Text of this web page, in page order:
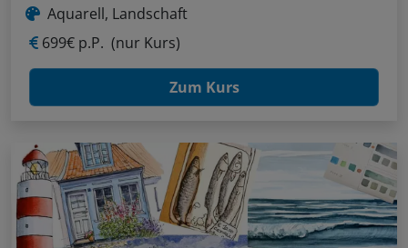
Aquarell, Landschaft
699€ p.P. (nur Kurs)
Zum Kurs